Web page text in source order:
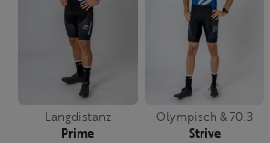
Langdistanz
Prime
Olympisch & 70.3
Strive